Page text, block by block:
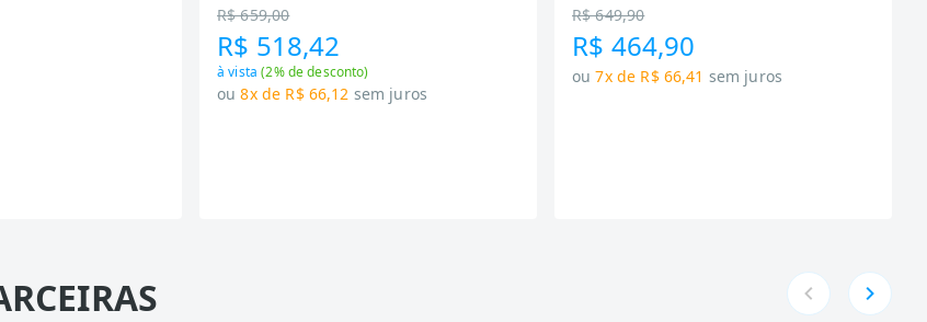
R$ 659,00
R$ 518,42
à vista(2% de desconto)
ou 8x de R$ 66,12 sem juros
R$ 649,90
R$ 464,90
ou 7x de R$ 66,41 sem juros